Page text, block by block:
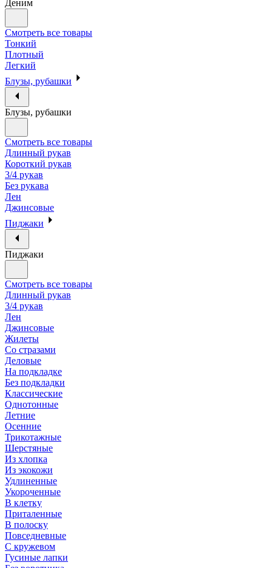
Деним
Смотреть все товары
Тонкий
Плотный
Легкий
Блузы, рубашки
Блузы, рубашки
Смотреть все товары
Длинный рукав
Короткий рукав
3/4 рукав
Без рукава
Лен
Джинсовые
Пиджаки
Пиджаки
Смотреть все товары
Длинный рукав
3/4 рукав
Лен
Джинсовые
Жилеты
Со стразами
Деловые
На подкладке
Без подкладки
Классические
Однотонные
Летние
Осенние
Трикотажные
Шерстяные
Из хлопка
Из экокожи
Удлиненные
Укороченные
В клетку
Приталенные
В полоску
Повседневные
С кружевом
Гусиные лапки